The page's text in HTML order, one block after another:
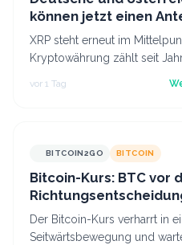
können jetzt einen
Topf im Wert von
XRP steht erneut im
Kryptowährung zählt seit
vor 1 Tag
BITCOIN2GO BITCOIN
Bitcoin-Kurs: BTC vor
Der Bitcoin-Kurs verharrt in
Seitwärtsbewegung und